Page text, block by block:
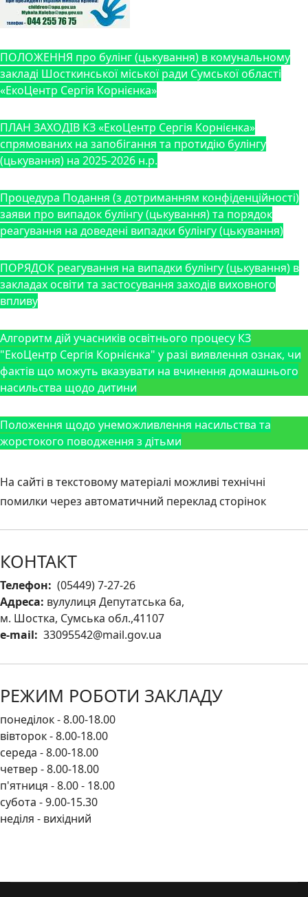
ПОЛОЖЕННЯ про булінг (цькування) в комунальному
закладі Шосткинської міської ради Сумської області
«ЕкоЦентр Сергія Корнієнка»
ПЛАН ЗАХОДІВ КЗ «ЕкоЦентр Сергія Корнієнка»
спрямованих на запобігання та протидію булінгу
(цькування) на 2025-2026 н.р.
Процедура Подання (з дотриманням конфіденційності)
заяви про випадок булінгу (цькування) та порядок
реагування на доведені випадки булінгу (цькування)
ПОРЯДОК реагування на випадки булінгу (цькування) в
закладах освіти та застосування заходів виховного
впливу
Алгоритм дій учасників освітнього процесу КЗ
"ЕкоЦентр Сергія Корнієнка" у разі виявлення ознак, чи
фактів що можуть вказувати на вчинення домашнього
насильства щодо дитини
Положення щодо унеможливлення насильства та
жорстокого поводження з дітьми
На сайті в текстовому матеріалі можливі технічні
помилки через автоматичний переклад сторінок
КОНТАКТ
Телефон: (05449) 7-27-26
Адреса: вулулиця Депутатська 6а,
м. Шостка, Сумська обл.,41107
e-mail: 33095542@mail.gov.ua
РЕЖИМ РОБОТИ ЗАКЛАДУ
понеділок - 8.00-18.00
вівторок - 8.00-18.00
середа - 8.00-18.00
четвер - 8.00-18.00
п'ятниця - 8.00 - 18.00
субота - 9.00-15.30
неділя - вихідний